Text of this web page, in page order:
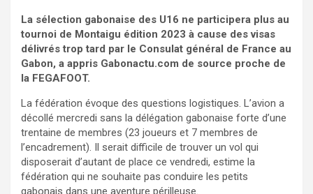
La sélection gabonaise des U16 ne participera plus au
tournoi de Montaigu édition 2023 à cause des visas
délivrés trop tard par le Consulat général de France au
Gabon, a appris Gabonactu.com de source proche de
la FEGAFOOT.
La fédération évoque des questions logistiques. L’avion a
décollé mercredi sans la délégation gabonaise forte d’une
trentaine de membres (23 joueurs et 7 membres de
l’encadrement). Il serait difficile de trouver un vol qui
disposerait d’autant de place ce vendredi, estime la
fédération qui ne souhaite pas conduire les petits
gabonais dans une aventure périlleuse.